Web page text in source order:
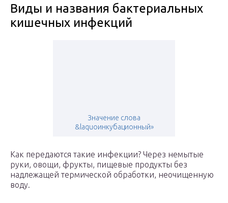
Виды и названия бактериальных
кишечных инфекций
Значение слова
&laquoинкубационный»
Как передаются такие инфекции? Через немытые
руки, овощи, фрукты, пищевые продукты без
надлежащей термической обработки, неочищенную
воду.